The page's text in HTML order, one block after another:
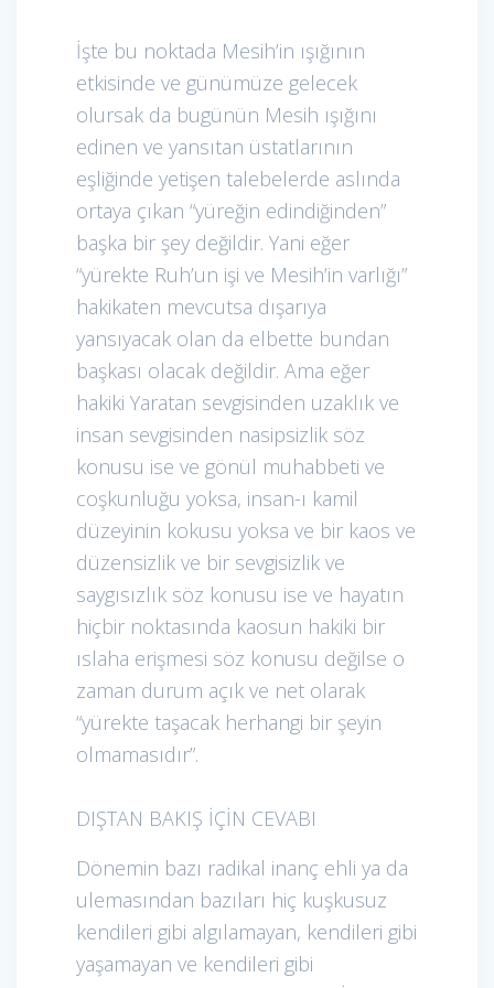
İşte bu noktada Mesih’in ışığının
etkisinde ve günümüze gelecek
olursak da bugünün Mesih ışığını
edinen ve yansıtan üstatlarının
eşliğinde yetişen talebelerde aslında
ortaya çıkan “yüreğin edindiğinden”
başka bir şey değildir. Yani eğer
“yürekte Ruh’un işi ve Mesih’in varlığı”
hakikaten mevcutsa dışarıya
yansıyacak olan da elbette bundan
başkası olacak değildir. Ama eğer
hakiki Yaratan sevgisinden uzaklık ve
insan sevgisinden nasipsizlik söz
konusu ise ve gönül muhabbeti ve
coşkunluğu yoksa, insan-ı kamil
düzeyinin kokusu yoksa ve bir kaos ve
düzensizlik ve bir sevgisizlik ve
saygısızlık söz konusu ise ve hayatın
hiçbir noktasında kaosun hakiki bir
ıslaha erişmesi söz konusu değilse o
zaman durum açık ve net olarak
“yürekte taşacak herhangi bir şeyin
olmamasıdır”.
DIŞTAN BAKIŞ İÇİN CEVABI
Dönemin bazı radikal inanç ehli ya da
ulemasından bazıları hiç kuşkusuz
kendileri gibi algılamayan, kendileri gibi
yaşamayan ve kendileri gibi